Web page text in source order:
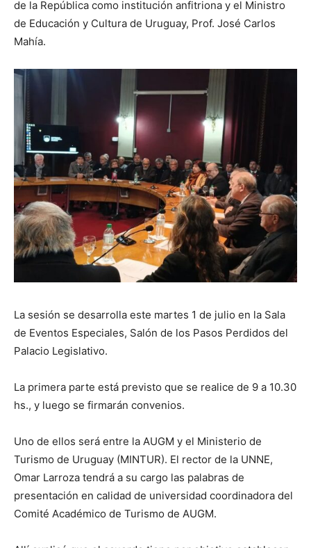
de la República como institución anfitriona y el Ministro
de Educación y Cultura de Uruguay, Prof. José Carlos
Mahía.
La sesión se desarrolla este martes 1 de julio en la Sala
de Eventos Especiales, Salón de los Pasos Perdidos del
Palacio Legislativo.
La primera parte está previsto que se realice de 9 a 10.30
hs., y luego se firmarán convenios.
Uno de ellos será entre la AUGM y el Ministerio de
Turismo de Uruguay (MINTUR). El rector de la UNNE,
Omar Larroza tendrá a su cargo las palabras de
presentación en calidad de universidad coordinadora del
Comité Académico de Turismo de AUGM.